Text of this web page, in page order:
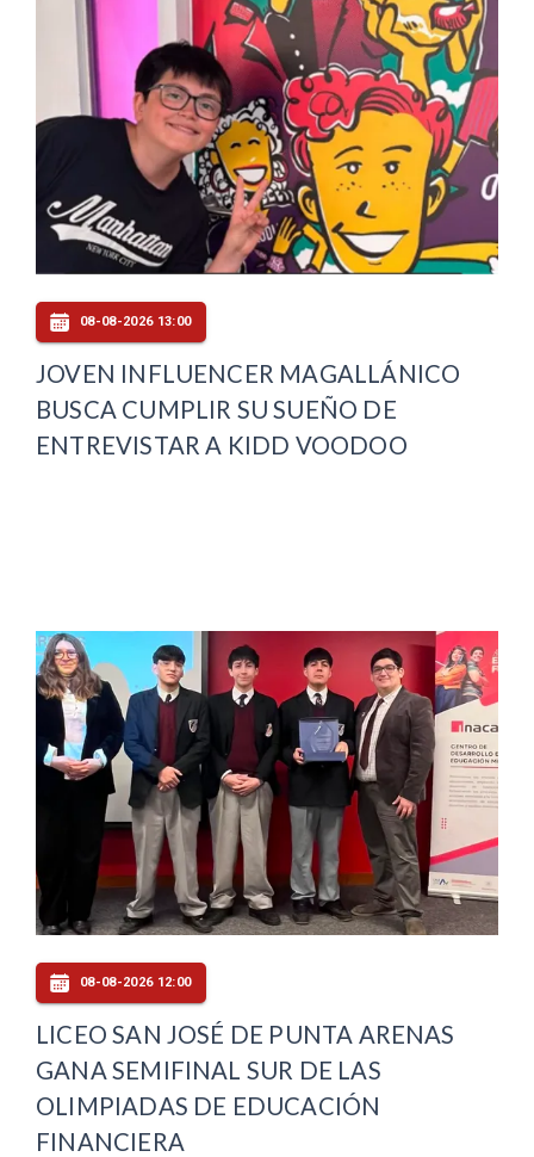
08-08-2026 13:00
JOVEN INFLUENCER MAGALLÁNICO
BUSCA CUMPLIR SU SUEÑO DE
ENTREVISTAR A KIDD VOODOO
08-08-2026 12:00
LICEO SAN JOSÉ DE PUNTA ARENAS
GANA SEMIFINAL SUR DE LAS
OLIMPIADAS DE EDUCACIÓN
FINANCIERA